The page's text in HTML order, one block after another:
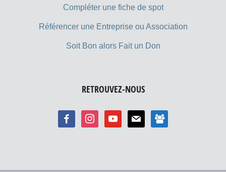
Compléter une fiche de spot
Référencer une Entreprise ou Association
Soit Bon alors Fait un Don
RETROUVEZ-NOUS